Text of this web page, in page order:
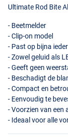
Ultimate Rod Bite
- Beetmelder
- Clip-on model
- Past op bijna
- Zowel geluid als
- Geeft geen
- Beschadigt de
- Compact en
- Eenvoudig te
- Voorzien van een
- Ideaal voor alle